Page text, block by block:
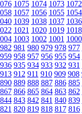
1075 1074 1073 1072
1057 1056 1055 1054
1039 1038 1037 1036
1021 1020 1019 1018
1003 1002 1001 1000
982 981 980 979 978 977
959 958 957 956 955 954
936 935 934 933 932 931
913 912 911 910 909 908
890 889 888 887 886 885
867 866 865 864 863 862
844 843 842 841 840 839
821 820 819 818 817 816